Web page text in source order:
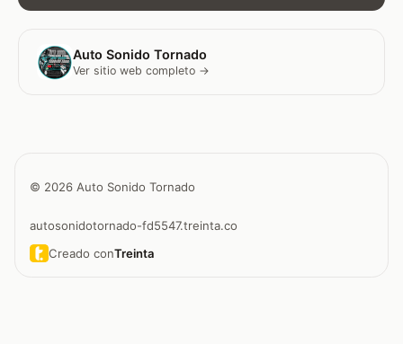
Auto Sonido Tornado
Ver sitio web completo →
© 2026 Auto Sonido Tornado
autosonidotornado-fd5547.treinta.co
Creado conTreinta